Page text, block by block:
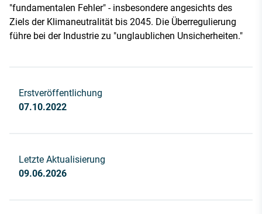
"fundamentalen Fehler" - insbesondere angesichts des
Ziels der Klimaneutralität bis 2045. Die Überregulierung
führe bei der Industrie zu "unglaublichen Unsicherheiten."
Erstveröffentlichung
07.10.2022
Letzte Aktualisierung
09.06.2026